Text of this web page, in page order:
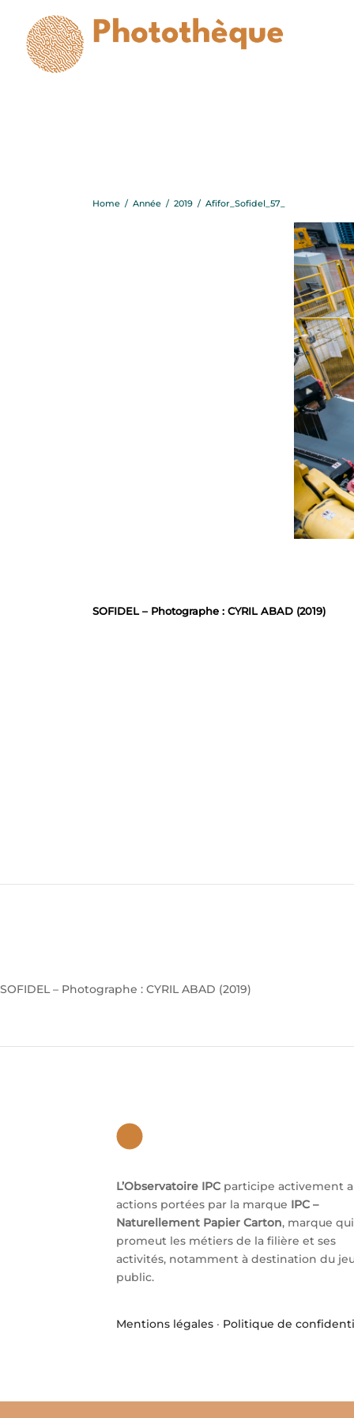
Home / Année / 2019 / Afifor_Sofidel_57_
SOFIDEL – Photographe : CYRIL ABAD (2019)
SOFIDEL – Photographe : CYRIL ABAD (2019)
L’Observatoire IPC participe activement
actions portées par la marque IPC –
Naturellement Papier Carton, marque qui
promeut les métiers de la filière et ses
activités, notamment à destination du
public.
Mentions légales · Politique de